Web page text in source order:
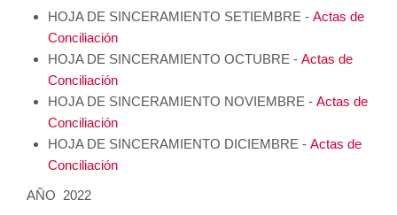
HOJA DE SINCERAMIENTO SETIEMBRE - Actas de
Conciliación
HOJA DE SINCERAMIENTO OCTUBRE - Actas de
Conciliación
HOJA DE SINCERAMIENTO NOVIEMBRE - Actas de
Conciliación
HOJA DE SINCERAMIENTO DICIEMBRE - Actas de
Conciliación
AÑO 2022